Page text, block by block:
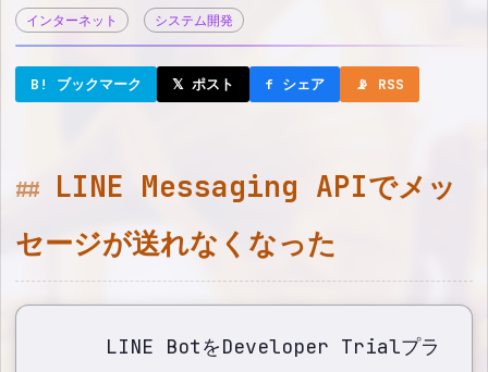
インターネット システム開発
B! ブックマーク 𝕏 ポスト f シェア 📡 RSS
LINE Messaging APIでメッ
セージが送れなくなった
LINE BotをDeveloper Trialプラ